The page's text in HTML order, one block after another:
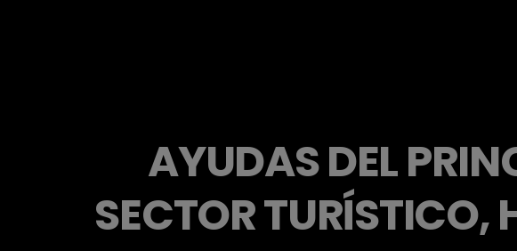
AYUDAS DEL
SECTOR TURÍSTICO,